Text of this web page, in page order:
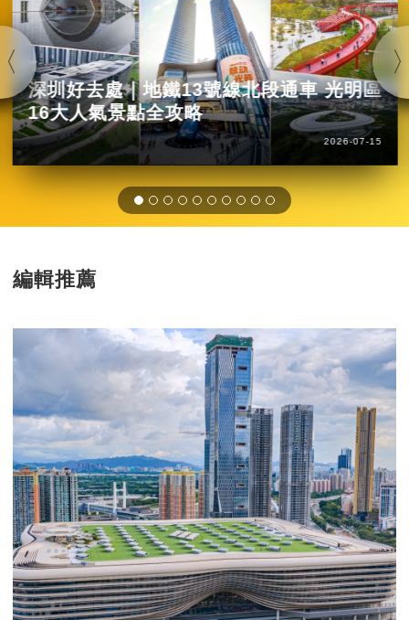
深圳好去處｜地鐵13號線北段通車 光明區
16大人氣景點全攻略
2026-07-15
編輯推薦